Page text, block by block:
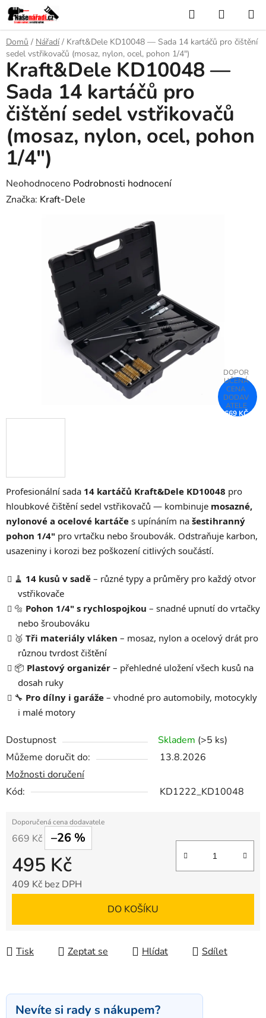
Přejít
na
obsah
Hledat
KOŠÍK
Domů / Nářadí / Kraft&Dele KD10048 — Sada 14 kartáčů pro čištění
sedel vstřikovačů (mosaz, nylon, ocel, pohon 1/4")
Profesionální sada 14 kartáčů Kraft&Dele KD10048 pro
hloubkové čištění sedel vstřikovačů — kombinuje mosazné,
nylonové a ocelové kartáče s upínáním na šestihranný
pohon 1/4" pro vrtačku nebo šroubovák. Odstraňuje karbon,
usazeniny i korozi bez poškození citlivých součástí.
🧹 14 kusů v sadě – různé typy a průměry pro každý otvor
vstřikovače
🔩 Pohon 1/4" s rychlospojkou – snadné upnutí do vrtačky
nebo šroubováku
🥉 Tři materiály vláken – mosaz, nylon a ocelový drát pro
různou tvrdost čištění
📦 Plastový organizér – přehledné uložení všech kusů na
dosah ruky
🔧 Pro dílny i garáže – vhodné pro automobily, motocykly
i malé motory
Dostupnost Skladem (>5 ks)
Můžeme doručit do:
13.8.2026
Možnosti doručení
Kód:
KD1222_KD10048
669 Kč –26 %
495 Kč
409 Kč bez DPH
DO KOŠÍKU
Tisk Zeptat se Hlídat Sdílet
Kraft&Dele KD10048 —
Sada 14 kartáčů pro
čištění sedel vstřikovačů
(mosaz, nylon, ocel, pohon
1/4")
Průměrné
hodnocení
Neohodnoceno Podrobnosti hodnocení
Značka: Kraft-Dele
669 KČ
Nevíte si rady s nákupem?